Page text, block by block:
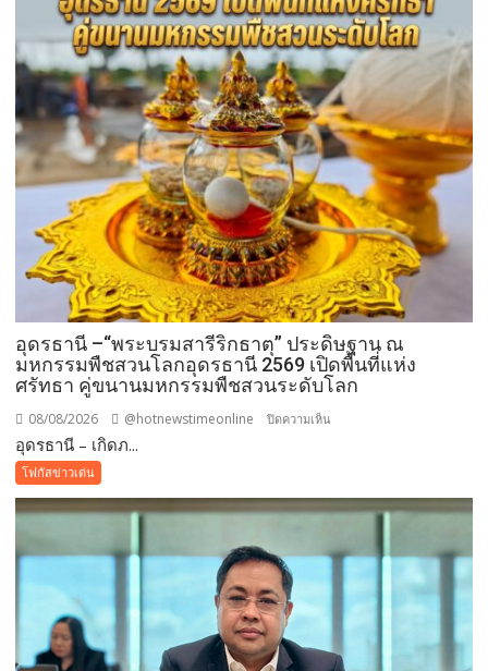
อุดรธานี –“พระบรมสารีริกธาตุ” ประดิษฐาน ณ
มหกรรมพืชสวนโลกอุดรธานี 2569 เปิดพื้นที่แห่ง
ศรัทธา คู่ขนานมหกรรมพืชสวนระดับโลก
08/08/2026 @hotnewstimeonline ปิดความเห็น
ประดิษฐาน
มหกรรม
สวน
อุดรธานี
อุดรธานี – เกิดภ...
โฟกัสข่าวเด่น